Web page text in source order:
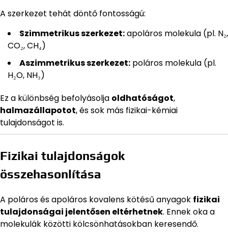
A szerkezet tehát döntő fontosságú:
Szimmetrikus szerkezet:apoláros molekula (pl. N₂,
CO₂, CH₄)
Aszimmetrikus szerkezet: poláros molekula (pl.
H₂O, NH₃)
Ez a különbség befolyásolja oldhatóságot,
halmazállapotot, és sok más fizikai-kémiai
tulajdonságot is.
Fizikai tulajdonságok
összehasonlítása
A poláros és apoláros kovalens kötésű anyagok fizikai
tulajdonságai jelentősen eltérhetnek. Ennek oka a
molekulák közötti kölcsönhatásokban keresendő.